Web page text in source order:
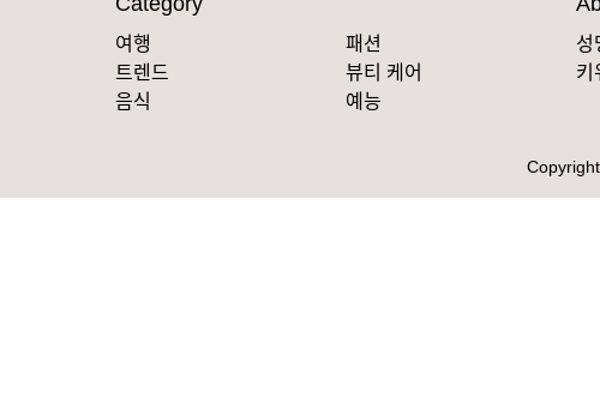
여행
패션
트렌드
뷰티 케어
음식
예능
성
키